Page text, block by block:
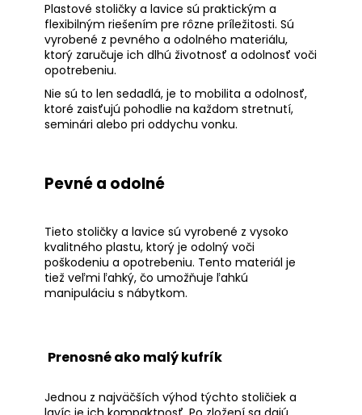
Plastové stoličky a lavice sú praktickým a
flexibilným riešením pre rôzne príležitosti. Sú
vyrobené z pevného a odolného materiálu,
ktorý zaručuje ich dlhú životnosť a odolnosť voči
opotrebeniu.
Nie sú to len sedadlá, je to mobilita a odolnosť,
ktoré zaisťujú pohodlie na každom stretnutí,
seminári alebo pri oddychu vonku.
Pevné a odolné
Tieto stoličky a lavice sú vyrobené z vysoko
kvalitného plastu, ktorý je odolný voči
poškodeniu a opotrebeniu. Tento materiál je
tiež veľmi ľahký, čo umožňuje ľahkú
manipuláciu s nábytkom.
Prenosné ako malý kufrík
Jednou z najväčších výhod týchto stoličiek a